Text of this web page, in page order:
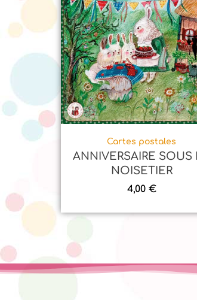
Cartes postales
ANNIVERSAIRE SOUS
NOISETIER
4,00 €